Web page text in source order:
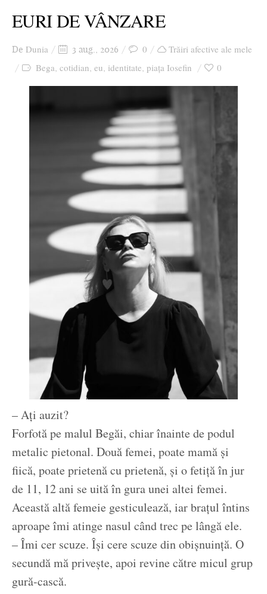
EURI DE VÂNZARE
De Dunia 3 aug., 2026 0
Trăiri afective ale mele
Bega, cotidian, eu, identitate, piața Iosefin 0
– Ați auzit?
Forfotă pe malul Begăi, chiar înainte de podul
metalic pietonal. Două femei, poate mamă și
fiică, poate prietenă cu prietenă, și o fetiță în jur
de 11, 12 ani se uită în gura unei altei femei.
Această altă femeie gesticulează, iar brațul întins
aproape îmi atinge nasul când trec pe lângă ele.
– Îmi cer scuze. Își cere scuze din obișnuință. O
secundă mă privește, apoi revine către micul grup
gură-cască.